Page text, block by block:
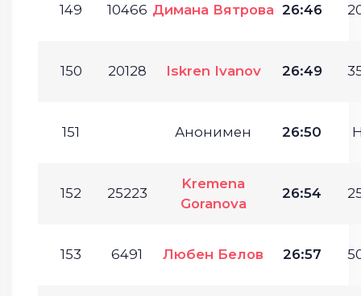
149 10466 Димана Вятрова 26:46
150 20128 Iskren Ivanov 26:49
151 Анонимен 26:50
152 25223
Kremena
Goranova
26:54
153 6491 Любен Белов 26:57